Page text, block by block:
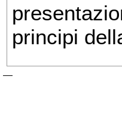
principi